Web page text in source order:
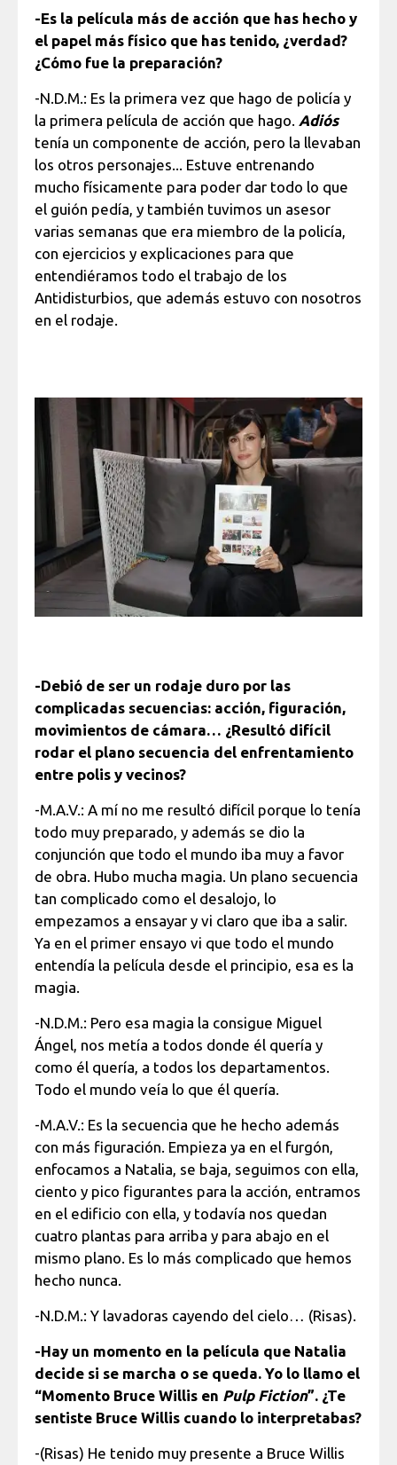
-Es la película más de acción que has hecho y
el papel más físico que has tenido, ¿verdad?
¿Cómo fue la preparación?
-N.D.M.: Es la primera vez que hago de policía y
la primera película de acción que hago. Adiós
tenía un componente de acción, pero la llevaban
los otros personajes... Estuve entrenando
mucho físicamente para poder dar todo lo que
el guión pedía, y también tuvimos un asesor
varias semanas que era miembro de la policía,
con ejercicios y explicaciones para que
entendiéramos todo el trabajo de los
Antidisturbios, que además estuvo con nosotros
en el rodaje.
-Debió de ser un rodaje duro por las
complicadas secuencias: acción, figuración,
movimientos de cámara… ¿Resultó difícil
rodar el plano secuencia del enfrentamiento
entre polis y vecinos?
-M.A.V.: A mí no me resultó difícil porque lo tenía
todo muy preparado, y además se dio la
conjunción que todo el mundo iba muy a favor
de obra. Hubo mucha magia. Un plano secuencia
tan complicado como el desalojo, lo
empezamos a ensayar y vi claro que iba a salir.
Ya en el primer ensayo vi que todo el mundo
entendía la película desde el principio, esa es la
magia.
-N.D.M.: Pero esa magia la consigue Miguel
Ángel, nos metía a todos donde él quería y
como él quería, a todos los departamentos.
Todo el mundo veía lo que él quería.
-M.A.V.: Es la secuencia que he hecho además
con más figuración. Empieza ya en el furgón,
enfocamos a Natalia, se baja, seguimos con ella,
ciento y pico figurantes para la acción, entramos
en el edificio con ella, y todavía nos quedan
cuatro plantas para arriba y para abajo en el
mismo plano. Es lo más complicado que hemos
hecho nunca.
-N.D.M.: Y lavadoras cayendo del cielo… (Risas).
-Hay un momento en la película que Natalia
decide si se marcha o se queda. Yo lo llamo el
“Momento Bruce Willis en Pulp Fiction”. ¿Te
sentiste Bruce Willis cuando lo interpretabas?
-(Risas) He tenido muy presente a Bruce Willis